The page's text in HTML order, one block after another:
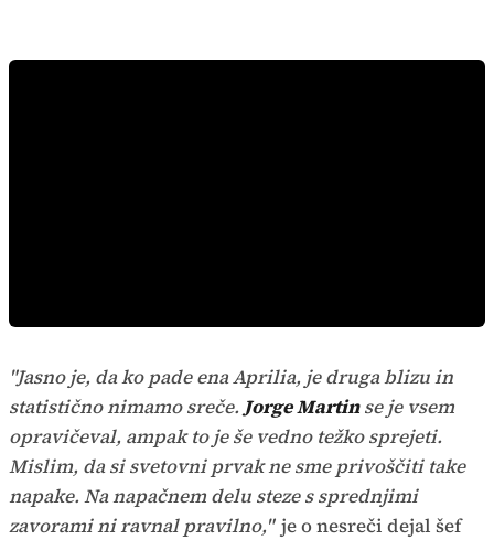
"Jasno je, da ko pade ena Aprilia, je druga blizu in
statistično nimamo sreče.Jorge Martinse je vsem
opravičeval, ampak to je še vedno težko sprejeti.
Mislim, da si svetovni prvak ne sme privoščiti take
napake. Na napačnem delu steze s sprednjimi
zavorami ni ravnal pravilno," je o nesreči dejal šef